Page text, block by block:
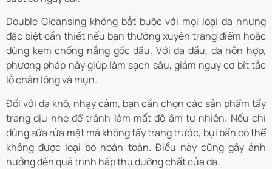
Double Cleansing không bắt buộc với mọi loại da nhưng
đặc biệt cần thiết nếu bạn thường xuyên trang điểm hoặc
dùng kem chống nắng gốc dầu. Với da dầu, da hỗn hợp,
phương pháp này giúp làm sạch sâu, giảm nguy cơ bít tắc
lỗ chân lông và mụn.
Đối với da khô, nhạy cảm, bạn cần chọn các sản phẩm tẩy
trang dịu nhẹ để tránh làm mất độ ẩm tự nhiên. Nếu chỉ
dùng sữa rửa mặt mà không tẩy trang trước, bụi bẩn có thể
không được loại bỏ hoàn toàn. Điều này cũng gây ảnh
hưởng đến quá trình hấp thụ dưỡng chất của da.